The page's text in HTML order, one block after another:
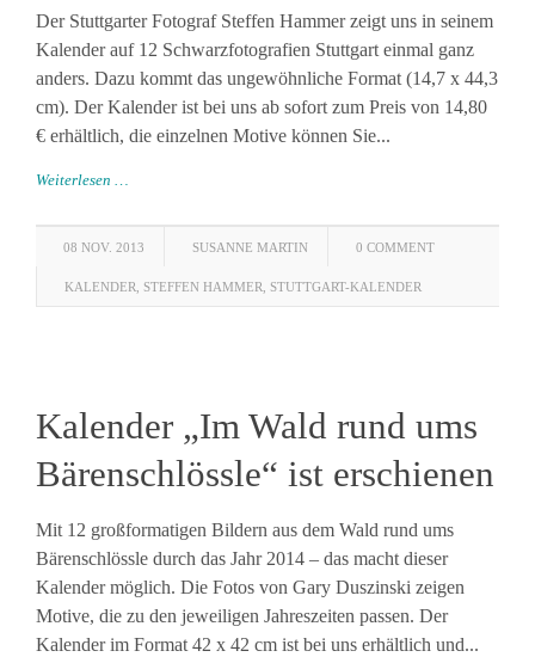
Der Stuttgarter Fotograf Steffen Hammer zeigt uns in seinem
Kalender auf 12 Schwarzfotografien Stuttgart einmal ganz
anders. Dazu kommt das ungewöhnliche Format (14,7 x 44,3
cm). Der Kalender ist bei uns ab sofort zum Preis von 14,80
€ erhältlich, die einzelnen Motive können Sie...
Weiterlesen …
08 NOV. 2013 SUSANNE MARTIN 0 COMMENT
KALENDER STEFFEN HAMMER STUTTGART-KALENDER
Kalender „Im Wald rund ums
Bärenschlössle“ ist erschienen
Mit 12 großformatigen Bildern aus dem Wald rund ums
Bärenschlössle durch das Jahr 2014 – das macht dieser
Kalender möglich. Die Fotos von Gary Duszinski zeigen
Motive, die zu den jeweiligen Jahreszeiten passen. Der
Kalender im Format 42 x 42 cm ist bei uns erhältlich und...